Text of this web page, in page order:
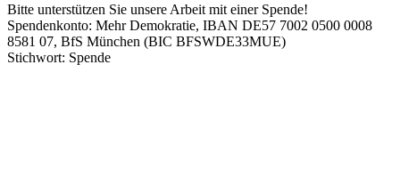
Bitte unterstützen Sie unsere Arbeit mit einer Spende!
Spendenkonto: Mehr Demokratie, IBAN DE57 7002 0500 0008
8581 07, BfS München (BIC BFSWDE33MUE)
Stichwort: Spende